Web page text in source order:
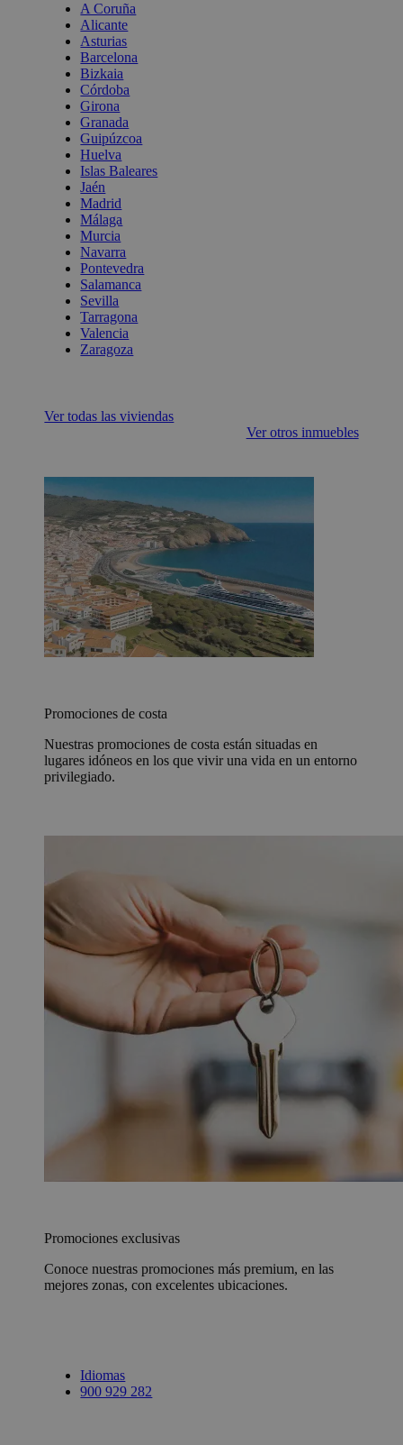
A Coruña
Alicante
Asturias
Barcelona
Bizkaia
Córdoba
Girona
Granada
Guipúzcoa
Huelva
Islas Baleares
Jaén
Madrid
Málaga
Murcia
Navarra
Pontevedra
Salamanca
Sevilla
Tarragona
Valencia
Zaragoza
Ver todas las viviendas
Ver otros inmuebles
Promociones de costa
Nuestras promociones de costa están situadas en
lugares idóneos en los que vivir una vida en un entorno
privilegiado.
Promociones exclusivas
Conoce nuestras promociones más premium, en las
mejores zonas, con excelentes ubicaciones.
Idiomas
900 929 282